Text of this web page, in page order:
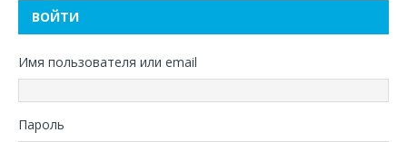
ВОЙТИ
Имя пользователя или email
Пароль